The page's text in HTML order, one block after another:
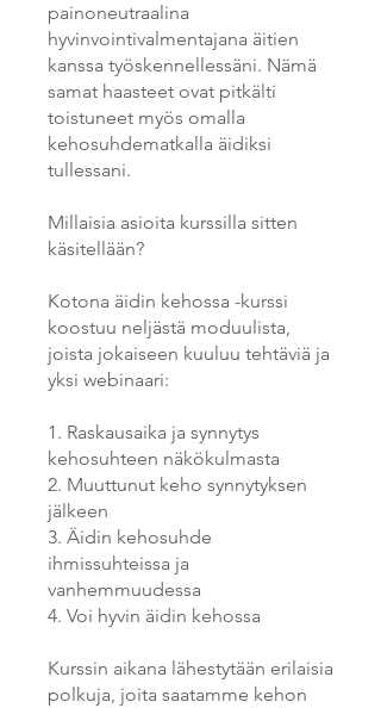
painoneutraalina
hyvinvointivalmentajana äitien
kanssa työskennellessäni. Nämä
samat haasteet ovat pitkälti
toistuneet myös omalla
kehosuhdematkalla äidiksi
tullessani.
Millaisia asioita kurssilla sitten
käsitellään?
Kotona äidin kehossa -kurssi
koostuu neljästä moduulista,
joista jokaiseen kuuluu tehtäviä ja
yksi webinaari:
1. Raskausaika ja synnytys
kehosuhteen näkökulmasta
2. Muuttunut keho synnytyksen
jälkeen
3. Äidin kehosuhde
ihmissuhteissa ja
vanhemmuudessa
4. Voi hyvin äidin kehossa
Kurssin aikana lähestytään erilaisia
polkuja, joita saatamme kehon